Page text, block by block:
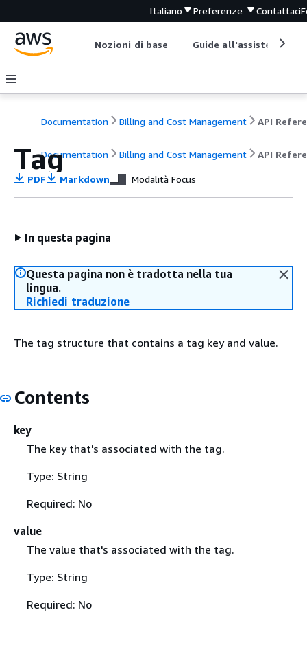
Italiano Preferenze Contattaci
Nozioni di base Guide all'assistenza
Documentation Billing and Cost Management
Documentation Billing and Cost Management API
Tag
PDF Markdown Modalità Focus
In questa pagina
Questa pagina non è tradotta nella tua
lingua.
Richiedi traduzione
The tag structure that contains a tag key and value.
Contents
key
The key that's associated with the tag.
Type: String
Required: No
value
The value that's associated with the tag.
Type: String
Required: No